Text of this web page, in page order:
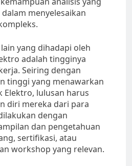
menyelesaikan
yang dihadapi oleh
adalah tingginya
Seiring dengan
tinggi yang menawarkan
Elektro, lulusan harus
diri mereka dari para
dengan
dan pengetahuan
sertifikasi, atau
workshop yang relevan.